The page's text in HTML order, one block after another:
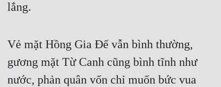
lắng.
Vẻ mặt Hồng Gia Đế vẫn bình thường,
gương mặt Từ Canh cũng bình tĩnh như
nước, phản quân vốn chỉ muốn bức vua